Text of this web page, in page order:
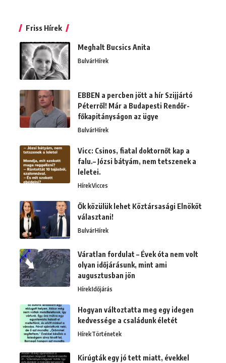
Friss Hírek
Meghalt Bucsics Anita
BulvárHírek
EBBEN a percben jött a hír Szijjártó
Péterről! Már a Budapesti Rendőr-
főkapitányságon az ügye
BulvárHírek
Vicc: Csinos, fiatal doktornőt kap a
falu.– Józsi bátyám, nem tetszenek a
leletei.
HírekVicces
Ők közülük lehet Köztársasági Elnököt
választani!
BulvárHírek
Váratlan fordulat – Évek óta nem volt
olyan időjárásunk, mint ami
augusztusban jön
HírekIdőjárás
Hogyan változtatta meg egy idegen
kedvessége a családunk életét
HírekTörténetek
Kirúgták egy jó tett miatt, évekkel